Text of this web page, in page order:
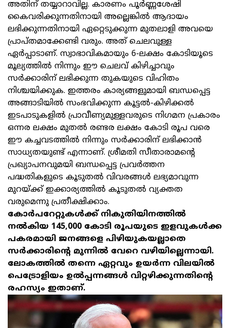
അതിന് തയ്യാറാവില്ല. കാരണം പൂര്‍ണ്ണശേഷി
കൈവരിക്കുന്നതിനായി അല്ലെങ്കില്‍ ആദായം
ലഭിക്കുന്നതിനായി ഏറ്റെടുക്കുന്ന മുതലാളി അവയെ
പ്രാപ്തമാക്കേണ്ടി വരും. അത് ചെലവുള്ള
ഏര്‍പ്പാടാണ്. സ്വാഭാവികമായും 6-ലക്ഷം കോടിയൂടെ
മൂല്യത്തില്‍ നിന്നും ഈ ചെലവ് കിഴിച്ചാവും
സര്‍ക്കാരിന് ലഭിക്കുന്ന തുകയുടെ വിഹിതം
നിശ്ചയിക്കുക. ഇത്തരം കാര്യങ്ങളുമായി ബന്ധപ്പെട്ട
അങ്ങാടിയില്‍ സംഭവിക്കുന്ന കൂട്ടല്‍-കിഴിക്കല്‍
ഇടപാടുകളില്‍ പ്രാവീണ്യമുള്ളവരുടെ നിഗമന പ്രകാരം
ഒന്നര ലക്ഷം മുതല്‍ രണ്ടര ലക്ഷം കോടി രൂപ വരെ
ഈ കച്ചവടത്തില്‍ നിന്നും സര്‍ക്കാരിന് ലഭിക്കാന്‍
സാധ്യതയുണ്ട് എന്നാണ്. ശ്രീമതി സീതാരാമന്റെ
പ്രഖ്യാപനവുമയി ബന്ധപ്പെട്ട പ്രവര്‍ത്തന
പദ്ധതികളുടെ കൂടുതല്‍ വിവരങ്ങള്‍ ലഭ്യമാവുന്ന
മുറയ്ക്ക് ഇക്കാര്യത്തില്‍ കൂടുതല്‍ വ്യക്തത
വരുമെന്നു പ്രതീക്ഷിക്കാം.
കോര്‍പറേറ്റുകള്‍ക്ക് നികുതിയിനത്തില്‍
നല്‍കിയ 145,000 കോടി രൂപയുടെ ഇളവുകള്‍ക്ക
പകരമായി ജനങ്ങളെ പിഴിയുകയല്ലാതെ
സര്‍ക്കാരിന്റെ മുന്നില്‍ വേറെ വഴിയില്ലെന്നായി.
ലോകത്തില്‍ തന്നെ ഏറ്റവും ഉയര്‍ന്ന വിലയില്‍
പെട്രോളിയം ഉല്‍പ്പന്നങ്ങള്‍ വിറ്റഴിക്കുന്നതിന്റെ
രഹസ്യം ഇതാണ്.